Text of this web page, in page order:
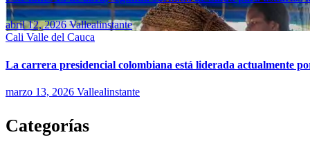
abril 12, 2026 Vallealinstante
Cali Valle del Cauca
La carrera presidencial colombiana está liderada actualmente
marzo 13, 2026 Vallealinstante
Categorías